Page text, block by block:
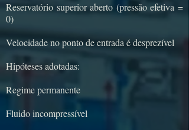
Reservatório superior aberto (pressão efetiva =
0)
Velocidade no ponto de entrada é desprezível
Hipóteses adotadas:
Regime permanente
Fluido incompressível